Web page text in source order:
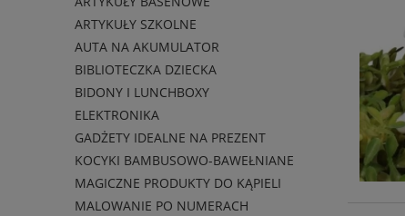
ARTYKUŁY SZKOLNE
AUTA NA AKUMULATOR
BIBLIOTECZKA DZIECKA
BIDONY I LUNCHBOXY
ELEKTRONIKA
GADŻETY IDEALNE NA PREZENT
KOCYKI BAMBUSOWO-BAWEŁNIANE
MAGICZNE PRODUKTY DO KĄPIELI
MALOWANIE PO NUMERACH